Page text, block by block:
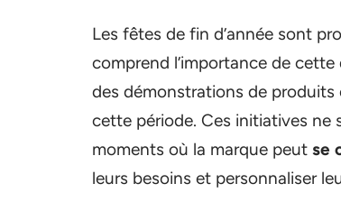
Les fêtes de fin d’année sont
comprend l’importance de
des démonstrations de
cette période. Ces initiatives ne
moments où la marque peut se
leurs besoins et personnaliser